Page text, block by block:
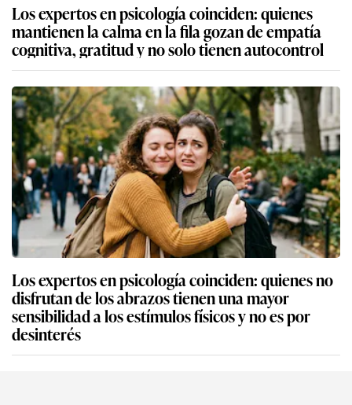
Los expertos en psicología coinciden: quienes
mantienen la calma en la fila gozan de empatía
cognitiva, gratitud y no solo tienen autocontrol
Los expertos en psicología coinciden: quienes no
disfrutan de los abrazos tienen una mayor
sensibilidad a los estímulos físicos y no es por
desinterés